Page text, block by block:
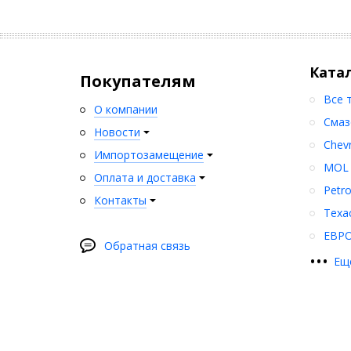
Покупателям
О компании
Новости
Импортозамещение
Оплата и доставка
Контакты
Обратная связь
•••
Все
MOL